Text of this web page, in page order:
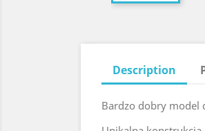
Description
Bardzo dobry model